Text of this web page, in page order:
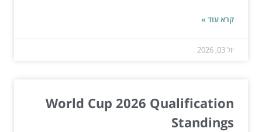
קרא עוד »
יול 03, 2026
World Cup 2026 Qualification
Standings